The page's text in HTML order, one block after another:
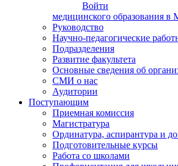
Войти
медицинского образования
Руководство
Научно-педагогические
Подразделения
Развитие факультета
Основные сведения об
СМИ о нас
Аудитории
Поступающим
Приемная комиссия
Магистратура
Ординатура, аспирантура и
Подготовительные курсы
Работа со школами